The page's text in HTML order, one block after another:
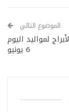
الموضوع التالي
لمواليد اليوم
6 يونيو